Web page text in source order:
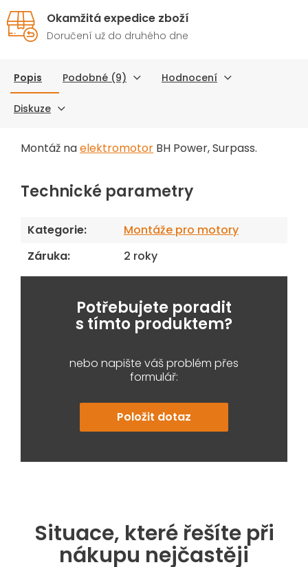
Okamžitá expedice zboží
Doručení už do druhého dne
Popis Podobné (9) Hodnocení
Diskuze
Montáž naelektromotor BH Power, Surpass.
Technické parametry
Kategorie:
Montáže pro motory
Záruka: 2 roky
Potřebujete poradit
s tímto produktem?
nebo napište váš problém přes
formulář:
Položit dotaz
Situace, které řešíte při
nákupu nejčastěji